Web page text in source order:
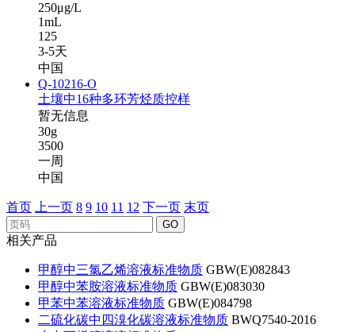
250μg/L
1mL
125
3-5天
中国
Q-10216-O
土壤中16种多环芳烃质控样
暂无信息
30g
3500
一周
中国
首页 上一页 8 9 10 11 12 下一页 末页
GO
相关产品
甲醇中三氯乙烯溶液标准物质 GBW(E)082843
甲醇中苯胺溶液标准物质 GBW(E)083030
甲苯中苯溶液标准物质 GBW(E)084798
二硫化碳中四溴化碳溶液标准物质 BWQ7540-2016